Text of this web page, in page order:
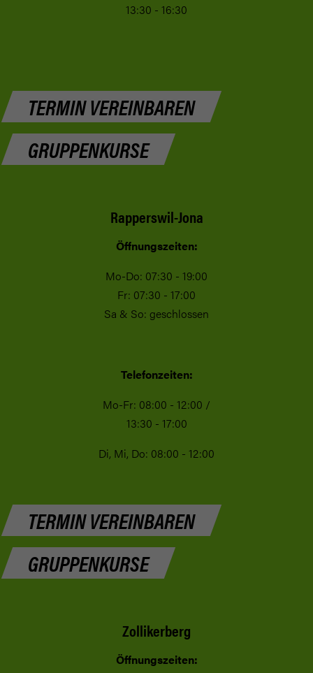
13:30 - 16:30
TERMIN VEREINBAREN
GRUPPENKURSE
Rapperswil-Jona
Öffnungszeiten:
Mo-Do: 07:30 - 19:00
Fr: 07:30 - 17:00
Sa & So: geschlossen
Telefonzeiten:
Mo-Fr: 08:00 - 12:00 /
13:30 - 17:00
Di, Mi, Do: 08:00 - 12:00
TERMIN VEREINBAREN
GRUPPENKURSE
Zollikerberg
Öffnungszeiten: